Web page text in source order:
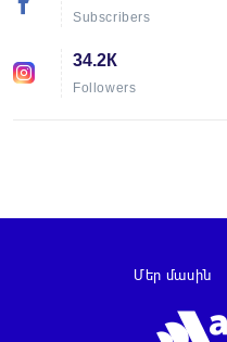
Subscribers
34.2К
Followers
Մեր մասին